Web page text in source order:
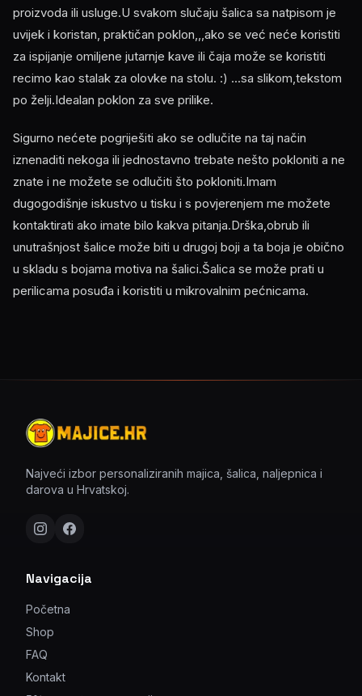
proizvoda ili usluge.U svakom slučaju šalica sa natpisom je
uvijek i koristan, praktičan poklon,,,ako se već neće koristiti
za ispijanje omiljene jutarnje kave ili čaja može se koristiti
recimo kao stalak za olovke na stolu. :) ...sa slikom,tekstom
po želji.Idealan poklon za sve prilike.
Sigurno nećete pogriješiti ako se odlučite na taj način
iznenaditi nekoga ili jednostavno trebate nešto pokloniti a ne
znate i ne možete se odlučiti što pokloniti.Imam
dugogodišnje iskustvo u tisku i s povjerenjem me možete
kontaktirati ako imate bilo kakva pitanja.Drška,obrub ili
unutrašnjost šalice može biti u drugoj boji a ta boja je obično
u skladu s bojama motiva na šalici.Šalica se može prati u
perilicama posuđa i koristiti u mikrovalnim pećnicama.
Najveći izbor personaliziranih majica, šalica, naljepnica i
darova u Hrvatskoj.
Navigacija
Početna
Shop
FAQ
Kontakt